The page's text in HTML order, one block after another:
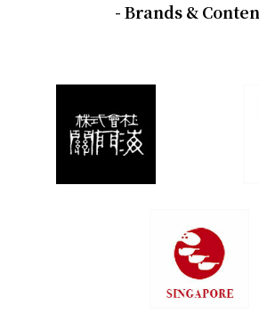
- Brands &